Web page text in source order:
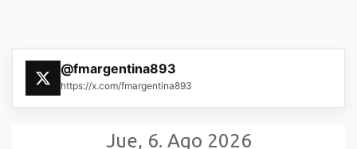
@fmargentina893
https://x.com/fmargentina893